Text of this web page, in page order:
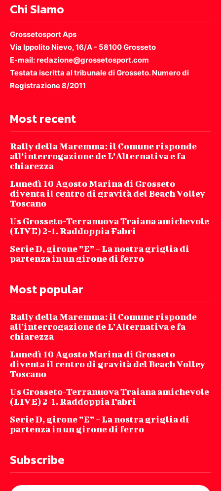
Chi SIamo
Grossetosport Aps
Via Ippolito Nievo, 16/A - 58100 Grosseto
E-mail: redazione@grossetosport.com
Testata iscritta al tribunale di Grosseto. Numero di
Registrazione 8/2011
Most recent
Rally della Maremma: il Comune risponde
all’interrogazione de L’Alternativa e fa
chiarezza
Lunedì 10 Agosto Marina di Grosseto
diventa il centro di gravità del Beach Volley
Toscano
Us Grosseto-Terranuova Traiana amichevole
(LIVE) 2-1. Raddoppia Fabri
Serie D, girone ”E” – La nostra griglia di
partenza in un girone di ferro
Most popular
Rally della Maremma: il Comune risponde
all’interrogazione de L’Alternativa e fa
chiarezza
Lunedì 10 Agosto Marina di Grosseto
diventa il centro di gravità del Beach Volley
Toscano
Us Grosseto-Terranuova Traiana amichevole
(LIVE) 2-1. Raddoppia Fabri
Serie D, girone ”E” – La nostra griglia di
partenza in un girone di ferro
Subscribe